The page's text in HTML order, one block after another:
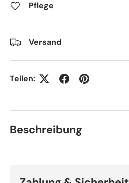
Pflege
Versand
Teilen:
Beschreibung